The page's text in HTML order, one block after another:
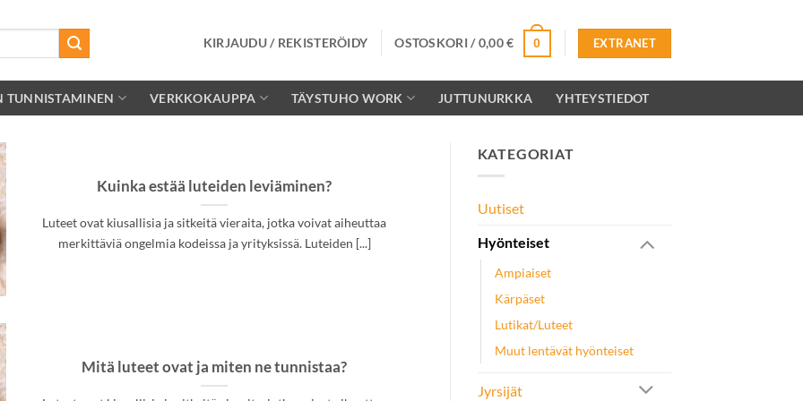
KIRJAUDU / REKISTERÖIDY OSTOSKORI /0,00€ 0 EXTRANET
TUNNISTAMINEN VERKKOKAUPPA TÄYSTUHO WORK JUTTUNURKKA YHTEYSTIEDOT
Kuinka estää luteiden leviäminen?
Luteet ovat kiusallisia ja sitkeitä vieraita, jotka voivat aiheuttaa
merkittäviä ongelmia kodeissa ja yrityksissä. Luteiden [...]
Mitä luteet ovat ja miten ne tunnistaa?
KATEGORIAT
Uutiset
Hyönteiset
Ampiaiset
Kärpäset
Lutikat/Luteet
Muut lentävät hyönteiset
Jyrsijät